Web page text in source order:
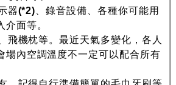
器(*2) 、錄音設備、各種你可能用
面等。
飛機枕等。最近天氣多變化，各人
場內空調溫度不一定可以配合所有